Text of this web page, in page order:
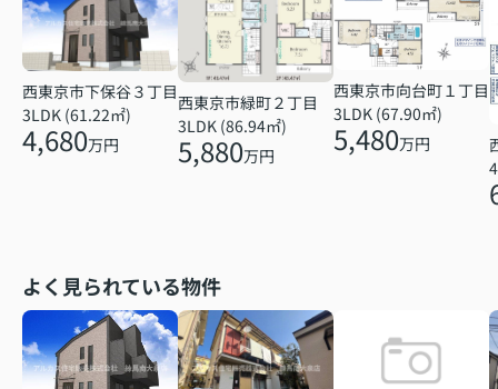
西東京市下保谷３丁目
3LDK (61.22㎡)
4,680万円
西東京市緑町２丁目
3LDK (86.94㎡)
5,880万円
西東京市向台町１丁目
3LDK (67.90㎡)
5,480万円
よく見られている物件